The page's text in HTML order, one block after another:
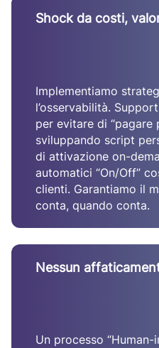
Shock da costi,
Implementiamo
l’osservabilità.
per evitare di “pagare
sviluppando script
di attivazione on-
automatici “On/Off”
clienti. Garantiamo il
conta, quando conta.
Nessun
Un processo